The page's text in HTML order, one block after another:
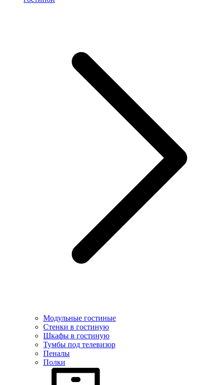
Модульные гостиные
Стенки в гостиную
Шкафы в гостиную
Тумбы под телевизор
Пеналы
Полки